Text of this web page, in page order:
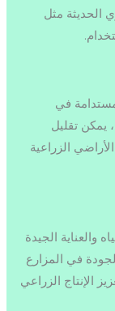
الحديثة مثل
في
يمكن تقليل
الزراعية
والعناية الجيدة
في المزارع
الإنتاج الزراعي